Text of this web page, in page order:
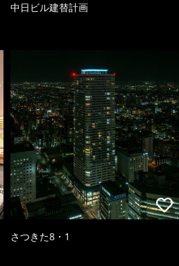
中日ビル建替計画
さつきた8・1